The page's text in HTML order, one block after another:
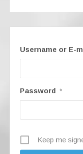
k
Username or E-
Password *
Keep me